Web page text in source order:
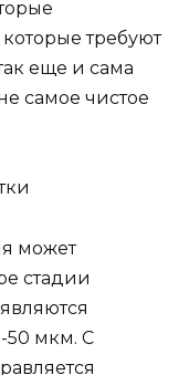
требуют
еще и сама
самое чистое
может
стадии
50 мкм. С